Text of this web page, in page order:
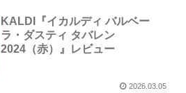
KALDI『イカルディ バルベー
ラ・ダスティ タバレン
2024（赤）』レビュー
2026.03.05